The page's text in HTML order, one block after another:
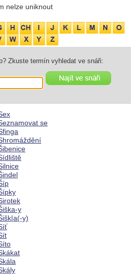
nelze uniknout
Zkuste termín vyhledat ve snáři:
se
y
y)